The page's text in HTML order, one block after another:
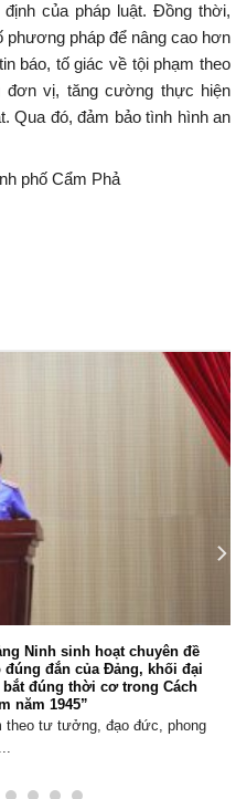
của pháp luật. Đồng thời,
pháp để nâng cao hơn
báo, tố giác về tội phạm theo
đơn vị, tăng cường thực hiện
Qua đó, đảm bảo tình hình an
phố Cẩm Phả
Ninh sinh hoạt chuyên đề
đắn của Đảng, khối đại
đúng thời cơ trong Cách
năm 1945”
theo tư tưởng, đạo đức, phong